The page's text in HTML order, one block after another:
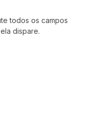
todos os campos
dispare.